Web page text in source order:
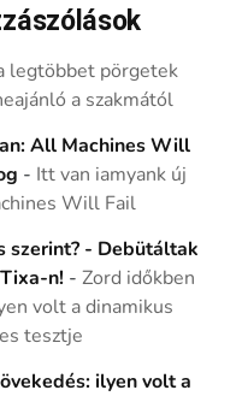
legtöbbet pörgetek
a szakmától
All Machines Will
- Itt van iamyank új
Will Fail
szerint? - Debütáltak
n! -Zord időkben
volt a dinamikus
tesztje
ilyen volt a